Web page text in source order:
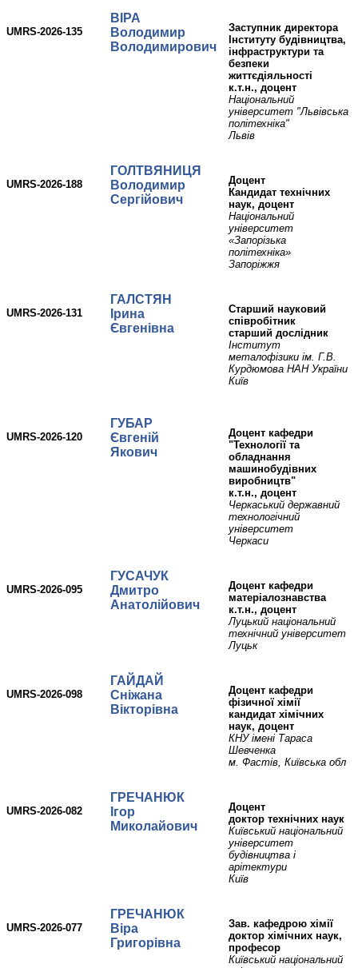
UMRS-2026-135
ВІРА
Володимир
Володимирович
Заступник директора
Інституту будівництва,
інфраструктури та
безпеки
життєдіяльності
к.т.н., доцент
Національний
університет "Львівська
політехніка"
Львів
UMRS-2026-188
ГОЛТВЯНИЦЯ
Володимир
Сергійович
Доцент
Кандидат технічних
наук, доцент
Національний
університет
«Запорізька
політехніка»
Запоріжжя
UMRS-2026-131
ГАЛСТЯН
Ірина
Євгенівна
старший науковий
співробітник
старший дослідник
Інститут
металофізики ім. Г.В.
Курдюмова НАН України
Київ
UMRS-2026-120
ГУБАР
Євгеній
Якович
Доцент кафедри
"Технології та
обладнання
машинобудівних
виробництв"
к.т.н., доцент
Черкаський державний
технологічний
університет
Черкаси
UMRS-2026-095
ГУСАЧУК
Дмитро
Анатолійович
доцент кафедри
матеріалознавства
к.т.н., доцент
Луцький національний
технічний університет
Луцьк
UMRS-2026-098
ГАЙДАЙ
Сніжана
Вікторівна
доцент кафедри
фізичної хімії
кандидат хімічних
наук, доцент
КНУ імені Тараса
Шевченка
м. Фастів, Київська обл
UMRS-2026-082
ГРЕЧАНЮК
Ігор
Миколайович
доцент
доктор технічних наук
Київський національний
університет
будівництва і
арітектури
Київ
UMRS-2026-077
ГРЕЧАНЮК
Віра
Григорівна
зав. кафедрою хімії
доктор хімічних наук,
професор
Київський національний